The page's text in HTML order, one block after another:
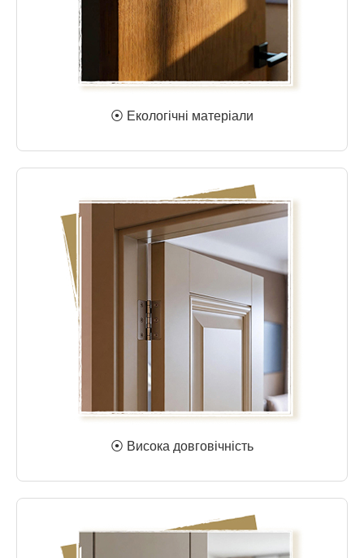
⦿ Екологічні матеріали
⦿ Висока довговічність